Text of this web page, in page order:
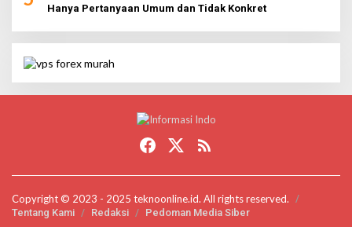
Hanya Pertanyaan Umum dan Tidak Konkret
Copyright © 2023 - 2025 teknoonline.id. All rights reserved.
Tentang Kami Redaksi Pedoman Media Siber